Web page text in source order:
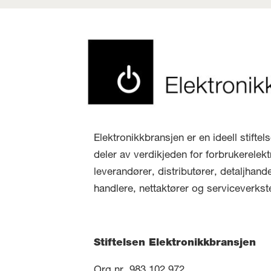
Elektronikkbransjen er en ideell
deler av verdikjeden for
leverandører, distributører,
handlere, nettaktører og
Stiftelsen Elektronikkbransjen